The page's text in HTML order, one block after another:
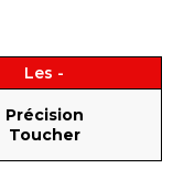
Les -
Précision
Toucher